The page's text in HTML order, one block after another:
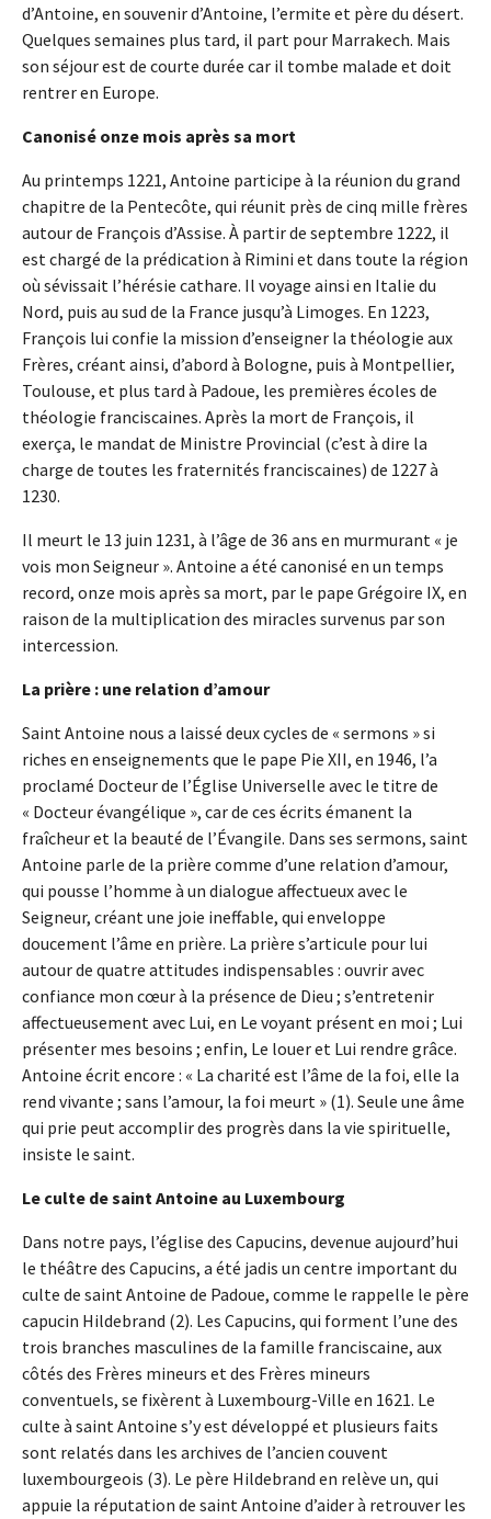
d’Antoine, en souvenir d’Antoine, l’ermite et père du désert.
Quelques semaines plus tard, il part pour Marrakech. Mais
son séjour est de courte durée car il tombe malade et doit
rentrer en Europe.
Canonisé onze mois après sa mort
Au printemps 1221, Antoine participe à la réunion du grand
chapitre de la Pentecôte, qui réunit près de cinq mille frères
autour de François d’Assise. À partir de septembre 1222, il
est chargé de la prédication à Rimini et dans toute la région
où sévissait l’hérésie cathare. Il voyage ainsi en Italie du
Nord, puis au sud de la France jusqu’à Limoges. En 1223,
François lui confie la mission d’enseigner la théologie aux
Frères, créant ainsi, d’abord à Bologne, puis à Montpellier,
Toulouse, et plus tard à Padoue, les premières écoles de
théologie franciscaines. Après la mort de François, il
exerça, le mandat de Ministre Provincial (c’est à dire la
charge de toutes les fraternités franciscaines) de 1227 à
1230.
Il meurt le 13 juin 1231, à l’âge de 36 ans en murmurant « je
vois mon Seigneur ». Antoine a été canonisé en un temps
record, onze mois après sa mort, par le pape Grégoire IX, en
raison de la multiplication des miracles survenus par son
intercession.
La prière : une relation d’amour
Saint Antoine nous a laissé deux cycles de « sermons » si
riches en enseignements que le pape Pie XII, en 1946, l’a
proclamé Docteur de l’Église Universelle avec le titre de
« Docteur évangélique », car de ces écrits émanent la
fraîcheur et la beauté de l’Évangile. Dans ses sermons, saint
Antoine parle de la prière comme d’une relation d’amour,
qui pousse l’homme à un dialogue affectueux avec le
Seigneur, créant une joie ineffable, qui enveloppe
doucement l’âme en prière. La prière s’articule pour lui
autour de quatre attitudes indispensables : ouvrir avec
confiance mon cœur à la présence de Dieu ; s’entretenir
affectueusement avec Lui, en Le voyant présent en moi ; Lui
présenter mes besoins ; enfin, Le louer et Lui rendre grâce.
Antoine écrit encore : « La charité est l’âme de la foi, elle la
rend vivante ; sans l’amour, la foi meurt » (1). Seule une âme
qui prie peut accomplir des progrès dans la vie spirituelle,
insiste le saint.
Le culte de saint Antoine au Luxembourg
Dans notre pays, l’église des Capucins, devenue aujourd’hui
le théâtre des Capucins, a été jadis un centre important du
culte de saint Antoine de Padoue, comme le rappelle le père
capucin Hildebrand (2). Les Capucins, qui forment l’une des
trois branches masculines de la famille franciscaine, aux
côtés des Frères mineurs et des Frères mineurs
conventuels, se fixèrent à Luxembourg-Ville en 1621. Le
culte à saint Antoine s’y est développé et plusieurs faits
sont relatés dans les archives de l’ancien couvent
luxembourgeois (3). Le père Hildebrand en relève un, qui
appuie la réputation de saint Antoine d’aider à retrouver les